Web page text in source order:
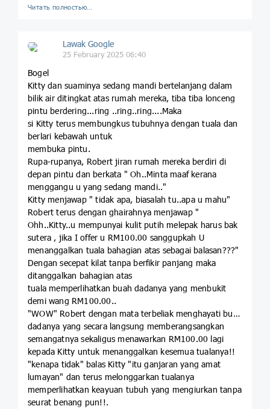
Читать полностью…
Lawak Google
25 February 2025 06:40
Bogel
Kitty dan suaminya sedang mandi bertelanjang dalam
bilik air ditingkat atas rumah mereka, tiba tiba lonceng
pintu berdering...ring ..ring..ring....Maka
si Kitty terus membungkus tubuhnya dengan tuala dan
berlari kebawah untuk
membuka pintu.
Rupa-rupanya, Robert jiran rumah mereka berdiri di
depan pintu dan berkata " Oh..Minta maaf kerana
menggangu u yang sedang mandi.."
Kitty menjawap " tidak apa, biasalah tu..apa u mahu"
Robert terus dengan ghairahnya menjawap "
Ohh..Kitty..u mempunyai kulit putih melepak harus bak
sutera , jika I offer u RM100.00 sanggupkah U
menanggalkan tuala bahagian atas sebagai balasan???"
Dengan secepat kilat tanpa berfikir panjang maka
ditanggalkan bahagian atas
tuala memperlihatkan buah dadanya yang menbukit
demi wang RM100.00..
"WOW" Robert dengan mata terbeliak menghayati buah
dadanya yang secara langsung memberangsangkan
semangatnya sekaligus menawarkan RM100.00 lagi
kepada Kitty untuk menanggalkan kesemua tualanya!!
"kenapa tidak" balas Kitty "itu ganjaran yang amat
lumayan" dan terus melonggarkan tualanya
memperlihatkan keayuan tubuh yang mengiurkan tanpa
seurat benang pun!!.